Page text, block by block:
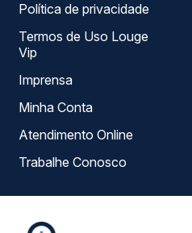
Política de privacidade
Termos de Uso Louge
Vip
Imprensa
Minha Conta
Atendimento Online
Trabalhe Conosco